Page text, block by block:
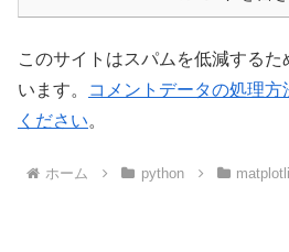
このサイトはスパムを低減するた
います。
コメントデータの処理
ください。
ホーム python